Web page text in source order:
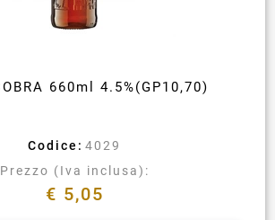
660ml 4.5%(GP10,70)
Codice: 4029
Prezzo (Iva inclusa):
€ 5,05